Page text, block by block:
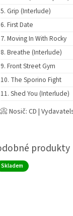
Grip (Interlude)
First Date
Moving In With Rocky
Breathe (Interlude)
Front Street Gym
The Sporino Fight
Shed You (Interlude)
📀 Nosič: CD |
Skladem